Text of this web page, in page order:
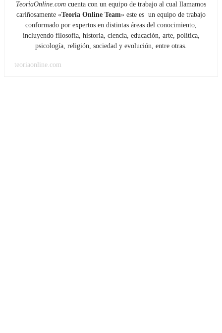
TeoriaOnline.com cuenta con un equipo de trabajo al cual llamamos
cariñosamente «Teoria Online Team» este es un equipo de trabajo
conformado por expertos en distintas áreas del conocimiento,
incluyendo filosofía, historia, ciencia, educación, arte, política,
psicología, religión, sociedad y evolución, entre otras.
teoriaonline.com